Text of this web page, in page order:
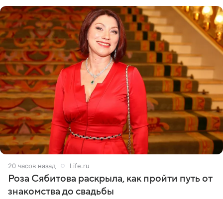
20 часов назад Life.ru
Роза Сябитова раскрыла, как пройти путь от
знакомства до свадьбы